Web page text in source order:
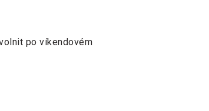
po víkendovém